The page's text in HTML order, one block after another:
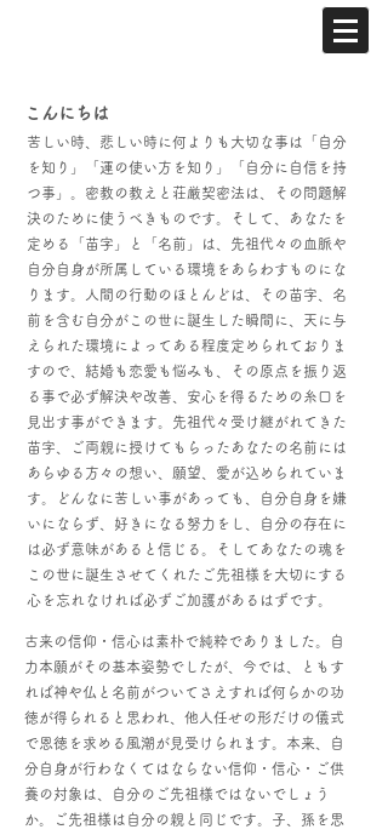
こんにちは
苦しい時、悲しい時に何よりも大切な事は「自分
を知り」「運の使い方を知り」「自分に自信を持
つ事」。密教の教えと荘厳契密法は、その問題解
決のために使うべきものです。そして、あなたを
定める「苗字」と「名前」は、先祖代々の血脈や
自分自身が所属している環境をあらわすものにな
ります。人間の行動のほとんどは、その苗字、名
前を含む自分がこの世に誕生した瞬間に、天に与
えられた環境によってある程度定められておりま
すので、結婚も恋愛も悩みも、その原点を振り返
る事で必ず解決や改善、安心を得るための糸口を
見出す事ができます。先祖代々受け継がれてきた
苗字、ご両親に授けてもらったあなたの名前には
あらゆる方々の想い、願望、愛が込められていま
す。どんなに苦しい事があっても、自分自身を嫌
いにならず、好きになる努力をし、自分の存在に
は必ず意味があると信じる。そしてあなたの魂を
この世に誕生させてくれたご先祖様を大切にする
心を忘れなければ必ずご加護があるはずです。
古来の信仰・信心は素朴で純粋でありました。自
力本願がその基本姿勢でしたが、今では、ともす
れば神や仏と名前がついてさえすれば何らかの功
徳が得られると思われ、他人任せの形だけの儀式
で恩徳を求める風潮が見受けられます。本来、自
分自身が行わなくてはならない信仰・信心・ご供
養の対象は、自分のご先祖様ではないでしょう
か。ご先祖様は自分の親と同じです。子、孫を思